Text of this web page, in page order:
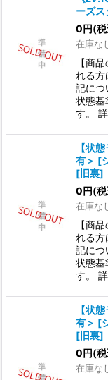
ーズ
0円(
在庫な
【商
れる方
記につ
状態基
す。
【状
有＞ [
[旧裏]
0円(
在庫な
【商
れる方
記につ
状態基
す。
【状
有＞ [
[旧裏]
0円(
在庫な